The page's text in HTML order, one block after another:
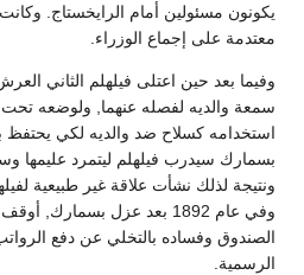
يكونون مسئولين أمام الرايخستاج.
معتدمة على إجماع الوزراء.
وفيما بعد حين اعتلى فيلهلم الثاني
سمعة والديه لفصله عنهما, ولوضعه
استخدامه كسلاح ضد والديه لكي يحتفظ
بسمارك سيدرب فيلهلم ليتمرد عليمها
ونتيجة لذلك نشأت علاقة غير طبيعية
وفي عام 1892 بعد عزل بسمارك,
الصندوق وفساده بالتخلي عن دفع
الرسمية.